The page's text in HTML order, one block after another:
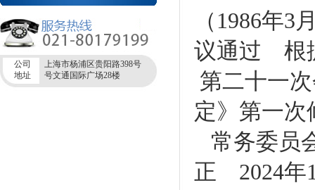
公司
地址
上海市杨浦区贵阳路398号
号文通国际广场28楼
（1986年
议通过 根
第二十一
定》第一
常务委员
正 2024年